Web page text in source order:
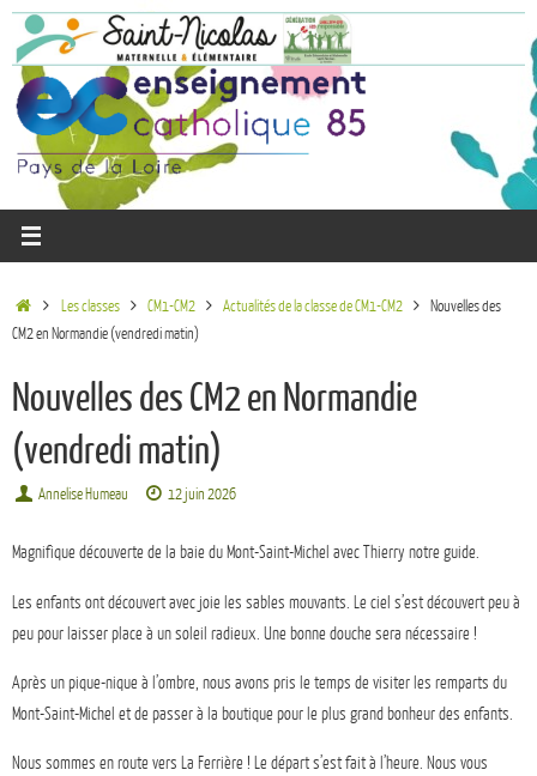
Les classes CM1-CM2 Actualités de la classe de CM1-CM2
Nouvelles des
CM2 en Normandie (vendredi matin)
Nouvelles des CM2 en Normandie
(vendredi matin)
Annelise Humeau 12 juin 2026
Magnifique découverte de la baie du Mont-Saint-Michel avec Thierry notre guide.
Les enfants ont découvert avec joie les sables mouvants. Le ciel s’est découvert peu à
peu pour laisser place à un soleil radieux. Une bonne douche sera nécessaire !
Après un pique-nique à l’ombre, nous avons pris le temps de visiter les remparts du
Mont-Saint-Michel et de passer à la boutique pour le plus grand bonheur des enfants.
Nous sommes en route vers La Ferrière ! Le départ s’est fait à l’heure. Nous vous